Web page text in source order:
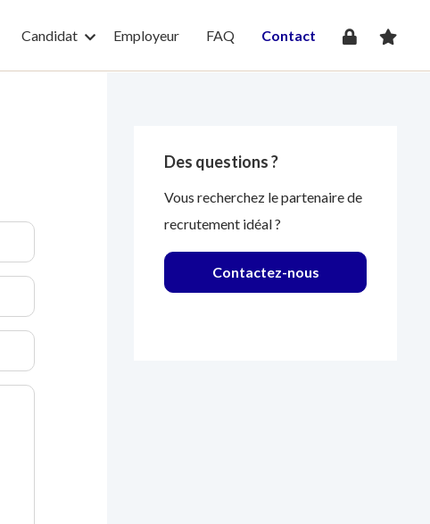
Candidat Employeur FAQ Contact
Des questions ?
Vous recherchez le partenaire de
recrutement idéal ?
Contactez-nous